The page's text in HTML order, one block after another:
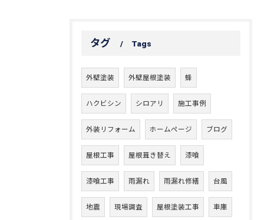
タグ Tags
外壁塗装 外壁屋根塗装 蜂
ハクビシン シロアリ 施工事例
外装リフォーム ホームページ ブログ
屋根工事 屋根葺き替え 漆喰
漆喰工事 雨漏れ 雨漏れ修繕 台風
地震 現場調査 屋根塗装工事 車庫